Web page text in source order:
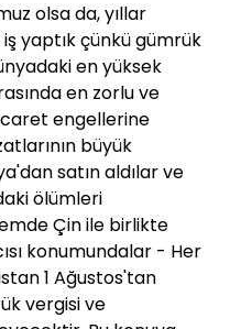
olsa da, yıllar
yaptık çünkü gümrük
en yüksek
en zorlu ve
engellerine
büyük
satın aldılar ve
ölümleri
Çin ile birlikte
konumundalar - Her
1 Ağustos'tan
vergisi ve